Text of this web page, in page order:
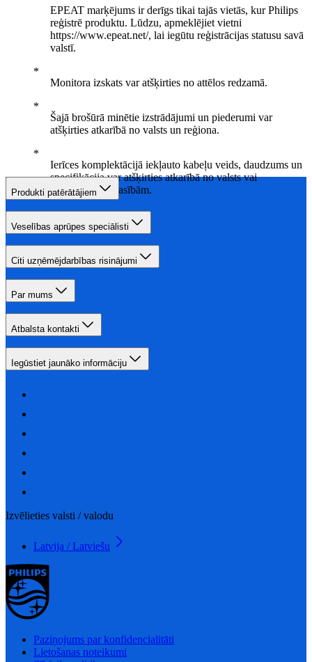
EPEAT marķējums ir derīgs tikai tajās vietās, kur Philips
reģistrē produktu. Lūdzu, apmeklējiet vietni
https://www.epeat.net/, lai iegūtu reģistrācijas statusu savā
valstī.
Monitora izskats var atšķirties no attēlos redzamā.
Šajā brošūrā minētie izstrādājumi un piederumi var
atšķirties atkarībā no valsts un reģiona.
Ierīces komplektācijā iekļauto kabeļu veids, daudzums un
specifikācija var atšķirties atkarībā no valsts vai
reģionālajām prasībām.
Produkti patērātājiem
Veselības aprūpes speciālisti
Citi uzņēmējdarbības risinājumi
Par mums
Atbalsta kontakti
Iegūstiet jaunāko informāciju
Izvēlieties valsti / valodu
Latvija / Latviešu
Paziņojums par konfidencialitāti
Lietošanas noteikumi